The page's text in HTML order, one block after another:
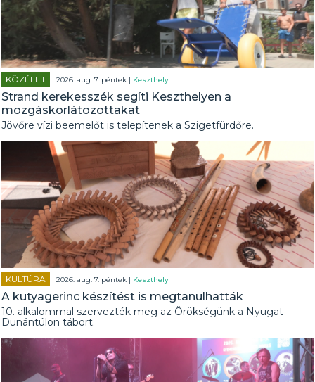
KÖZÉLET | 2026. aug. 7. péntek | Keszthely
Strand kerekesszék segíti Keszthelyen a
mozgáskorlátozottakat
Jövőre vízi beemelőt is telepítenek a Szigetfürdőre.
KULTÚRA | 2026. aug. 7. péntek | Keszthely
A kutyagerinc készítést is megtanulhatták
10. alkalommal szervezték meg az Örökségünk a Nyugat-
Dunántúlon tábort.